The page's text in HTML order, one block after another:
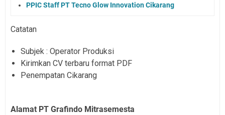
PPIC Staff PT Tecno Glow Innovation Cikarang
Catatan
Subjek : Operator Produksi
Kirimkan CV terbaru format PDF
Penempatan Cikarang
Alamat PT Grafindo Mitrasemesta